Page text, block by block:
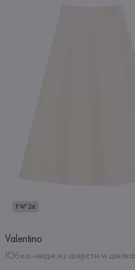
FW'26
Valentino
Юбка-миди из шерсти и шелка